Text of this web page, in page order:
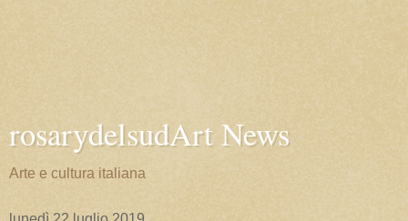
rosarydelsudArt News
Arte e cultura italiana